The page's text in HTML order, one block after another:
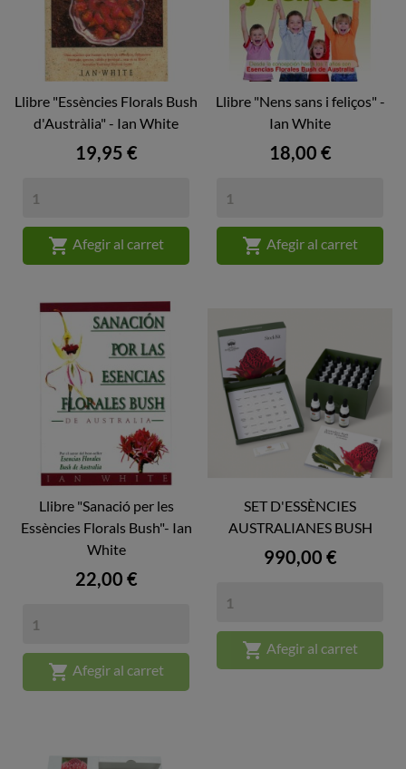
Llibre "Essències Florals Bush
d'Austràlia" - Ian White
Preu
19,95 €
 Afegir al carret
Llibre "Nens sans i feliços" -
Ian White
Preu
18,00 €
 Afegir al carret
Llibre "Sanació per les
Essències Florals Bush"- Ian
White
Preu
22,00 €
 Afegir al carret
SET D'ESSÈNCIES
AUSTRALIANES BUSH
Preu
990,00 €
 Afegir al carret